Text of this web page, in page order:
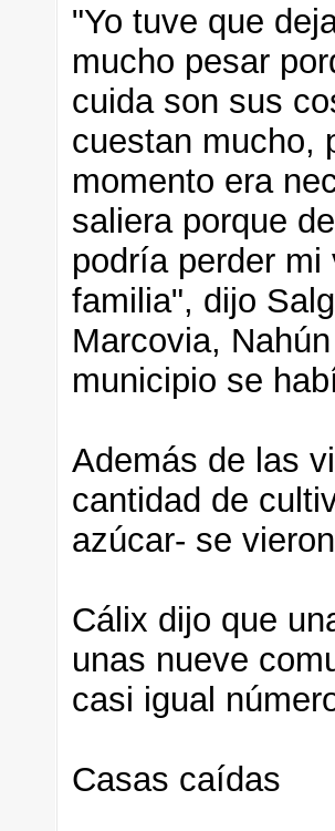
"Yo tuve que
mucho pesar
cuida son sus
cuestan mucho,
momento era
saliera porque
podría perder
familia", dijo
Marcovia,
municipio se
Además de las
cantidad de
azúcar- se
Cálix dijo que
unas nueve
casi igual
Casas caídas